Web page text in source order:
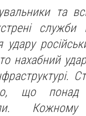
та
удару
нахабний
що
Кожному